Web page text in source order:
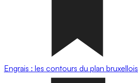
Engrais : les contours du plan bruxellois